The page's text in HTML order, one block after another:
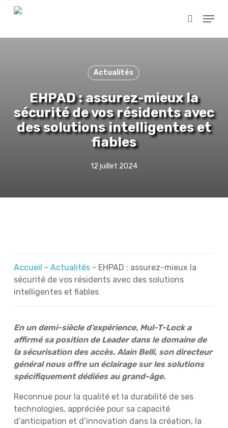
Skip
search
Menu
Actualités
EHPAD : assurez-mieux la
sécurité de vos résidents avec
des solutions intelligentes et
fiables
12 juillet 2024
Accueil - Actualités- EHPAD : assurez-mieux la
sécurité de vos résidents avec des solutions
intelligentes et fiables
En un demi-siècle d’expérience, Mul-T-Lock a
affirmé sa position de Leader dans le domaine de
la sécurisation des accès. Alain Belli, son directeur
généralnous offre un éclairage sur les solutions
spécifiquement dédiées au grand-âge.
Reconnue pour la qualité et la durabilité de ses
technologies, appréciée pour sa capacité
d’anticipation et d’innovation dans la création, la